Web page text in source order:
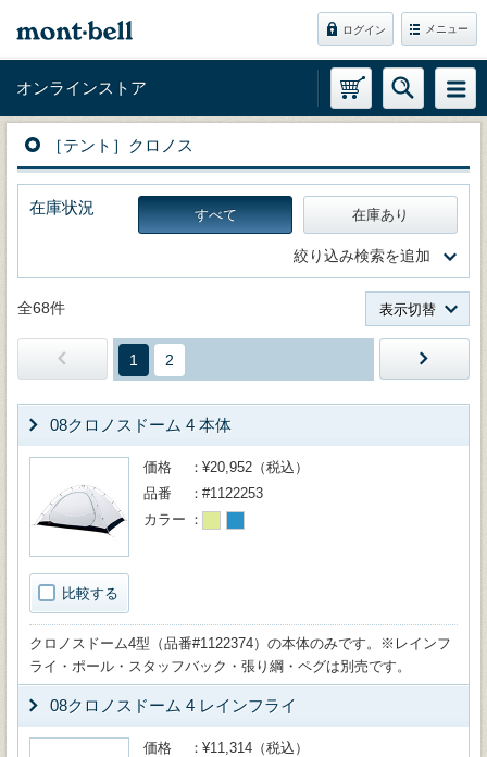
ログイン メニュー
オンラインストア
［テント］クロノス
在庫状況 すべて 在庫あり
絞り込み検索を追加
全68件 表示切替
1 2
08クロノスドーム 4 本体
比較する
価格
¥20,952（税込）
品番
#1122253
カラー
クロノスドーム4型（品番#1122374）の本体のみです。※レインフ
ライ・ポール・スタッフバック・張り綱・ペグは別売です。
08クロノスドーム 4 レインフライ
価格
¥11,314（税込）